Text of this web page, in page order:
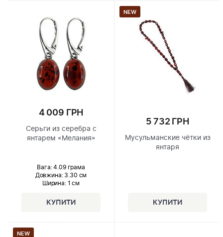
4 009 ГРН
Серьги из серебра с
янтарем «Мелания»
Вага: 4.09 грама
Довжина:3.30 см
Ширина: 1 см
NEW
5 732 ГРН
Мусульманские чётки из
янтаря
NEW